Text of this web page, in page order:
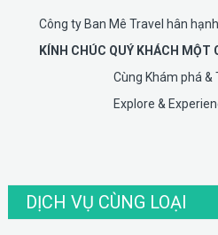
Công ty Ban Mê Travel hân
KÍNH CHÚC QUÝ KHÁCH MỘT
Cùng Khám phá &
Explore &
DỊCH VỤ CÙNG LOẠI